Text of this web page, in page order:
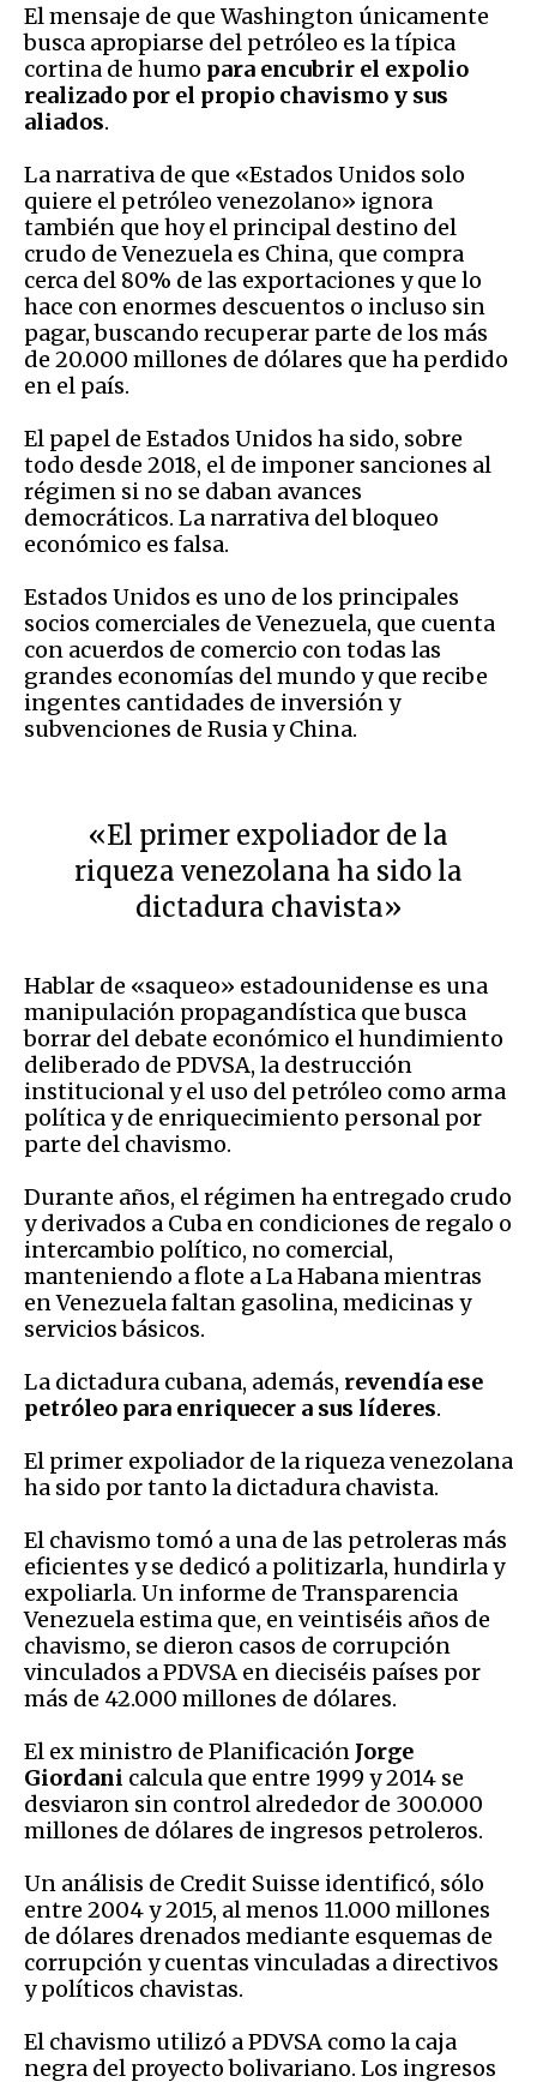
El mensaje de que Washington únicamente
busca apropiarse del petróleo es la típica
cortina de humo para encubrir el expolio
realizado por el propio chavismo y sus
aliados.
La narrativa de que «Estados Unidos solo
quiere el petróleo venezolano» ignora
también que hoy el principal destino del
crudo de Venezuela es China, que compra
cerca del 80% de las exportaciones y que lo
hace con enormes descuentos o incluso sin
pagar, buscando recuperar parte de los más
de 20.000 millones de dólares que ha perdido
en el país.
El papel de Estados Unidos ha sido, sobre
todo desde 2018, el de imponer sanciones al
régimen si no se daban avances
democráticos. La narrativa del bloqueo
económico es falsa.
Estados Unidos es uno de los principales
socios comerciales de Venezuela, que cuenta
con acuerdos de comercio con todas las
grandes economías del mundo y que recibe
ingentes cantidades de inversión y
subvenciones de Rusia y China.
«El primer expoliador de la
riqueza venezolana ha sido la
dictadura chavista»
Hablar de «saqueo» estadounidense es una
manipulación propagandística que busca
borrar del debate económico el hundimiento
deliberado de PDVSA, la destrucción
institucional y el uso del petróleo como arma
política y de enriquecimiento personal por
parte del chavismo.
Durante años, el régimen ha entregado crudo
y derivados a Cuba en condiciones de regalo o
intercambio político, no comercial,
manteniendo a flote a La Habana mientras
en Venezuela faltan gasolina, medicinas y
servicios básicos.
La dictadura cubana, además, revendía ese
petróleo para enriquecer a sus líderes.
El primer expoliador de la riqueza venezolana
ha sido por tanto la dictadura chavista.
El chavismo tomó a una de las petroleras más
eficientes y se dedicó a politizarla, hundirla y
expoliarla. Un informe de Transparencia
Venezuela estima que, en veintiséis años de
chavismo, se dieron casos de corrupción
vinculados a PDVSA en dieciséis países por
más de 42.000 millones de dólares.
El ex ministro de Planificación Jorge
Giordani calcula que entre 1999 y 2014 se
desviaron sin control alrededor de 300.000
millones de dólares de ingresos petroleros.
Un análisis de Credit Suisse identificó, sólo
entre 2004 y 2015, al menos 11.000 millones
de dólares drenados mediante esquemas de
corrupción y cuentas vinculadas a directivos
y políticos chavistas.
El chavismo utilizó a PDVSA como la caja
negra del proyecto bolivariano. Los ingresos